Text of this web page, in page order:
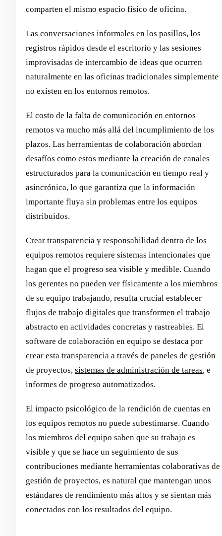
comparten el mismo espacio físico de oficina.
Las conversaciones informales en los pasillos, los
registros rápidos desde el escritorio y las sesiones
improvisadas de intercambio de ideas que ocurren
naturalmente en las oficinas tradicionales simplemente
no existen en los entornos remotos.
El costo de la falta de comunicación en entornos
remotos va mucho más allá del incumplimiento de los
plazos. Las herramientas de colaboración abordan
desafíos como estos mediante la creación de canales
estructurados para la comunicación en tiempo real y
asincrónica, lo que garantiza que la información
importante fluya sin problemas entre los equipos
distribuidos.
Crear transparencia y responsabilidad dentro de los
equipos remotos requiere sistemas intencionales que
hagan que el progreso sea visible y medible. Cuando
los gerentes no pueden ver físicamente a los miembros
de su equipo trabajando, resulta crucial establecer
flujos de trabajo digitales que transformen el trabajo
abstracto en actividades concretas y rastreables. El
software de colaboración en equipo se destaca por
crear esta transparencia a través de paneles de gestión
de proyectos, sistemas de administración de tareas, e
informes de progreso automatizados.
El impacto psicológico de la rendición de cuentas en
los equipos remotos no puede subestimarse. Cuando
los miembros del equipo saben que su trabajo es
visible y que se hace un seguimiento de sus
contribuciones mediante herramientas colaborativas de
gestión de proyectos, es natural que mantengan unos
estándares de rendimiento más altos y se sientan más
conectados con los resultados del equipo.